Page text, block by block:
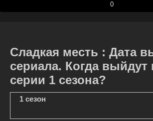
0
Сладкая месть : Дата
сериала. Когда
серии 1 сезона?
1 сезон